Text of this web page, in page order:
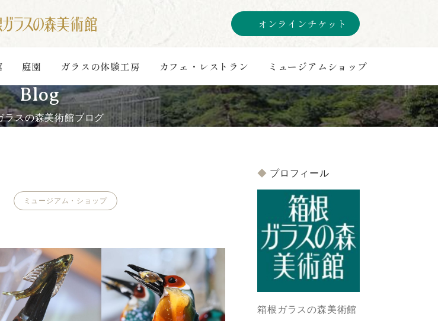
オンラインチケット
庭園 ガラスの体験工房 カフェ・レストラン ミュージアムショップ
Blog
ラスの森美術館ブログ
ミュージアム・ショップ
プロフィール
箱根ガラスの森美術館